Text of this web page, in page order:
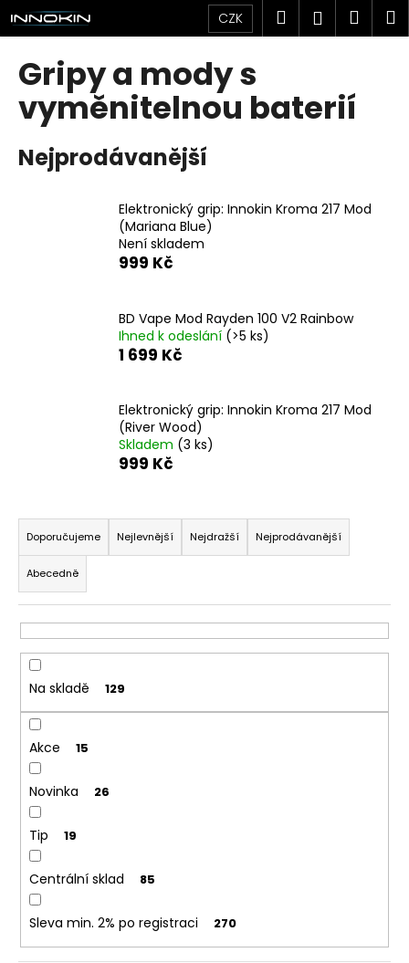
Přejít
na
obsah
CZK Hledat
Gripy a mody s
vyměnitelnou baterií
Nejprodávanější
Elektronický grip: Innokin Kroma 217 Mod
(Mariana Blue)
Není skladem
999 Kč
BD Vape Mod Rayden 100 V2 Rainbow
Ihned k odeslání (>5 ks)
1 699 Kč
Elektronický grip: Innokin Kroma 217 Mod
(River Wood)
Skladem (3 ks)
999 Kč
Ř
a
z
e
n
í
p
o
d
u
k
ů
Doporučujeme Nejlevnější Nejdražší Nejprodávanější
Abecedně
Na skladě 129
Akce 15
Novinka 26
Tip 19
Centrální sklad 85
Sleva min. 2% po registraci 270
K
o
C
o
p
o
?
HLEDAT
D
o
o
u
m